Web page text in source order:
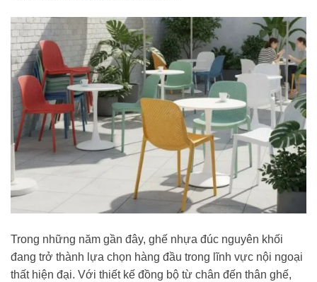
Trong những năm gần đây, ghế nhựa đúc nguyên khối
đang trở thành lựa chọn hàng đầu trong lĩnh vực nội ngoại
thất hiện đại. Với thiết kế đồng bộ từ chân đến thân ghế,